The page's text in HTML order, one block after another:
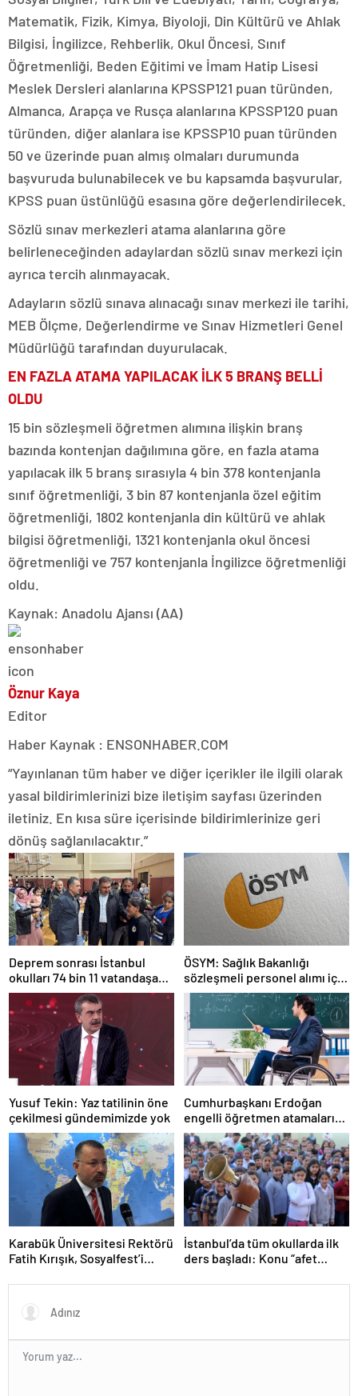
Matematik, Fizik, Kimya, Biyoloji, Din Kültürü ve Ahlak
Bilgisi, İngilizce, Rehberlik, Okul Öncesi, Sınıf
Öğretmenliği, Beden Eğitimi ve İmam Hatip Lisesi
Meslek Dersleri alanlarına KPSSP121 puan türünden,
Almanca, Arapça ve Rusça alanlarına KPSSP120 puan
türünden, diğer alanlara ise KPSSP10 puan türünden
50 ve üzerinde puan almış olmaları durumunda
başvuruda bulunabilecek ve bu kapsamda başvurular,
KPSS puan üstünlüğü esasına göre değerlendirilecek.
Sözlü sınav merkezleri atama alanlarına göre
belirleneceğinden adaylardan sözlü sınav merkezi için
ayrıca tercih alınmayacak.
Adayların sözlü sınava alınacağı sınav merkezi ile tarihi,
MEB Ölçme, Değerlendirme ve Sınav Hizmetleri Genel
Müdürlüğü tarafından duyurulacak.
EN FAZLA ATAMA YAPILACAK İLK 5 BRANŞ BELLİ
OLDU
15 bin sözleşmeli öğretmen alımına ilişkin branş
bazında kontenjan dağılımına göre, en fazla atama
yapılacak ilk 5 branş sırasıyla 4 bin 378 kontenjanla
sınıf öğretmenliği, 3 bin 87 kontenjanla özel eğitim
öğretmenliği, 1802 kontenjanla din kültürü ve ahlak
bilgisi öğretmenliği, 1321 kontenjanla okul öncesi
öğretmenliği ve 757 kontenjanla İngilizce öğretmenliği
oldu.
Kaynak: Anadolu Ajansı (AA)
Öznur Kaya
Editor
Haber Kaynak : ENSONHABER.COM
“Yayınlanan tüm haber ve diğer içerikler ile ilgili olarak
yasal bildirimlerinizi bize iletişim sayfası üzerinden
iletiniz. En kısa süre içerisinde bildirimlerinize geri
dönüş sağlanılacaktır.”
Deprem sonrası İstanbul
okulları 74 bin 11 vatandaşa
kapısını açtı
ÖSYM: Sağlık Bakanlığı
sözleşmeli personel alımı için
tercihler başladı
Yusuf Tekin: Yaz tatilinin öne
çekilmesi gündemimizde yok
Cumhurbaşkanı Erdoğan
engelli öğretmen atamaları
için tarih verdi
Karabük Üniversitesi Rektörü
Fatih Kırışık, Sosyalfest’i
İstanbul’da tüm okullarda ilk
ders başladı: Konu “afet